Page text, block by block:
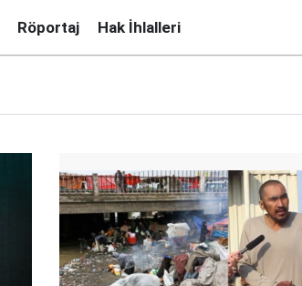
Röportaj Hak İhlalleri